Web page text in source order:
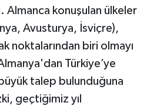
konuşulan ülkeler
Avusturya, İsviçre),
noktalarından biri olmayı
Türkiye’ye
talep bulunduğuna
geçtiğimiz yıl